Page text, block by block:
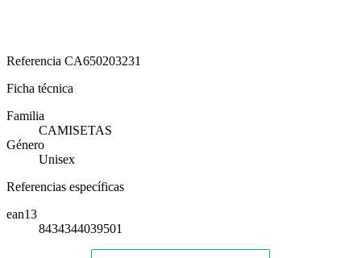
Referencia CA650203231
Ficha técnica
Familia
CAMISETAS
Género
Unisex
Referencias específicas
ean13
8434344039501